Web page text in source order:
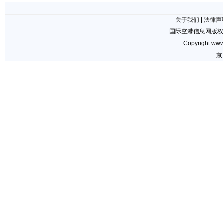
关于我们
法律声
国际空港信息网版
Copyright